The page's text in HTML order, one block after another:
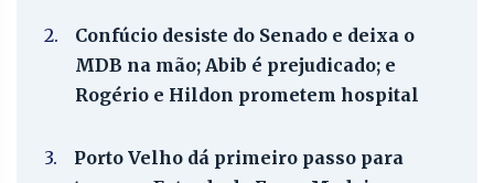
2.
Confúcio desiste do Senado e deixa o
MDB na mão; Abib é prejudicado; e
Rogério e Hildon prometem hospital
3.
Porto Velho dá primeiro passo para